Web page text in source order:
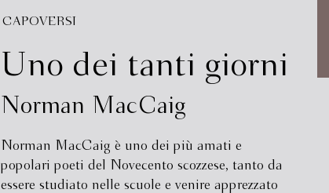
CAPOVERSI
Uno dei tanti giorni
Norman MacCaig
Norman MacCaig è uno dei più amati e
popolari poeti del Novecento scozzese, tanto da
essere studiato nelle scuole e venire apprezzato